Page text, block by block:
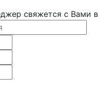
свяжется с Вами в